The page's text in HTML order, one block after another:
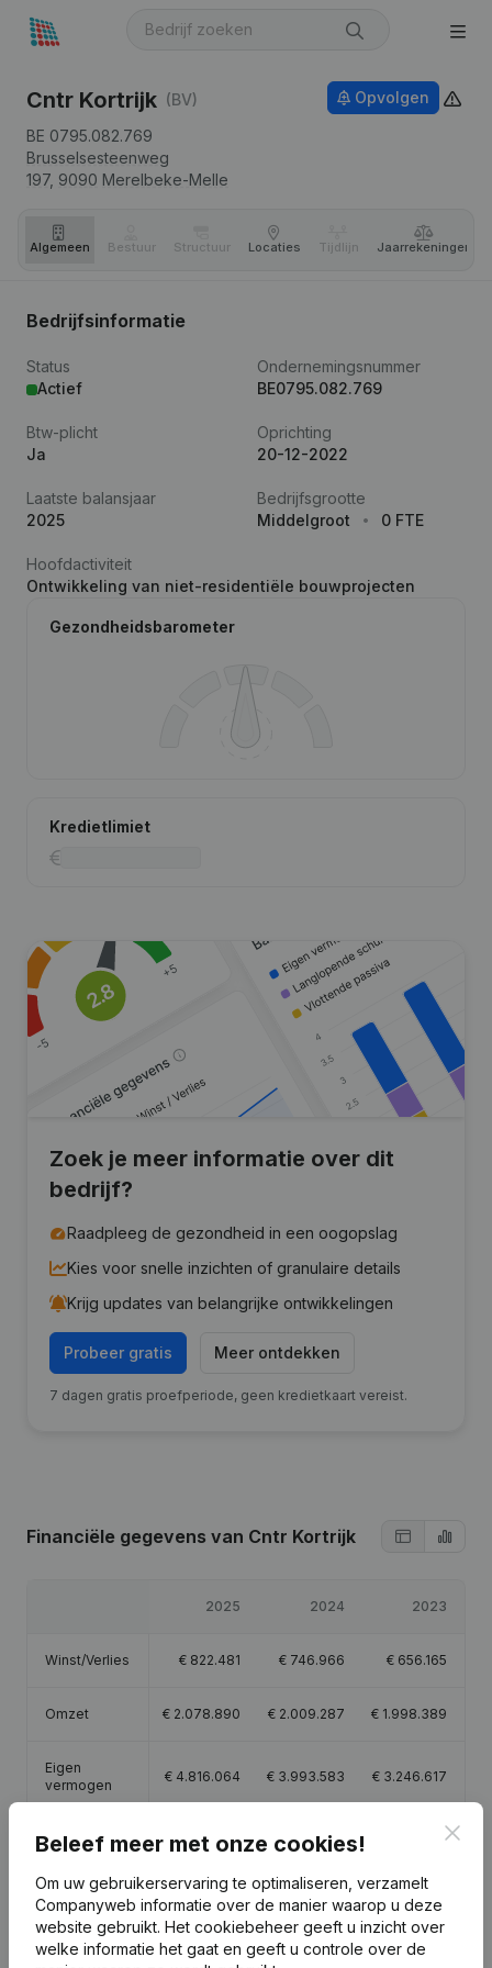
Cntr Kortrijk (BV)
BE 0795.082.769
Brusselsesteenweg
197, 9090 Merelbeke-Melle
Opvolgen
Algemeen Bestuur Structuur Locaties Tijdlijn Jaar­rekeningen
Bedrijfsinformatie
Status
Actief
Ondernemingsnummer
BE0795.082.769
Btw-plicht
Ja
Oprichting
20-12-2022
Laatste balansjaar
2025
Bedrijfsgrootte
Middelgroot
0 FTE
Hoofdactiviteit
Ontwikkeling van niet-residentiële bouwprojecten
Gezondheidsbarometer
Kredietlimiet
Zoek je meer informatie over dit
bedrijf?
Raadpleeg de gezondheid in een oogopslag
Kies voor snelle inzichten of granulaire details
Krijg updates van belangrijke ontwikkelingen
Probeer gratis Meer ontdekken
7 dagen gratis proefperiode, geen kredietkaart vereist.
Financiële gegevens van Cntr Kortrijk
2025 2024 2023
Winst/Verlies € 822.481 € 746.966 € 656.165
Omzet € 2.078.890 € 2.009.287 € 1.998.389
Eigen
vermogen
€ 4.816.064 € 3.993.583 € 3.246.617
Brutomarge €2.192.218 €2.189.407 2.155.913
Beleef meer met onze cookies!
Om uw gebruikerservaring te optimaliseren, verzamelt
Companyweb informatie over de manier waarop u deze
website gebruikt. Het cookiebeheer geeft u inzicht over
welke informatie het gaat en geeft u controle over de